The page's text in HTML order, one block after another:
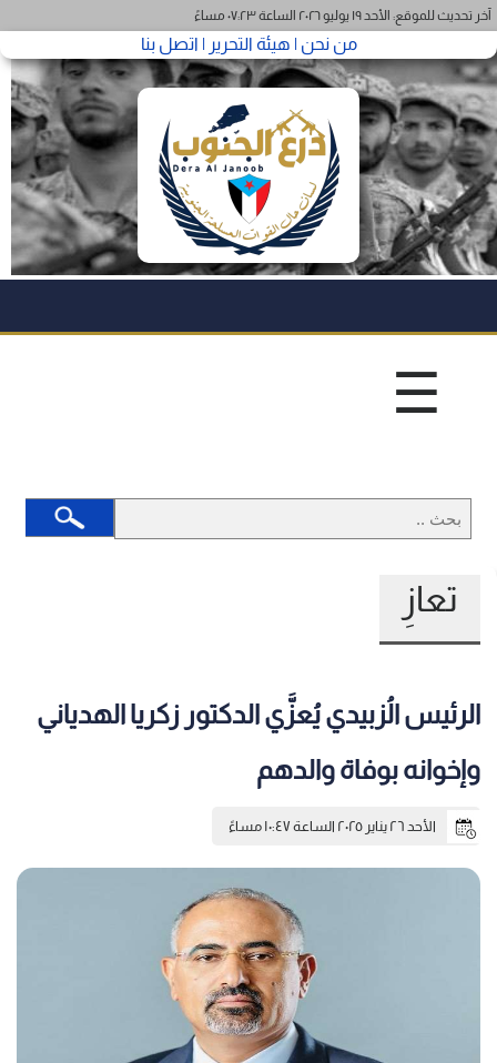
آخر تحديث للموقع: الأحد ١٩ يوليو ٢٠٢٦ الساعة ٠٧:٢٣ مساءً
من نحن | هيئة التحرير | اتصل بنا
☰
تعازِ
الرئيس الُزبيدي يُعزَّي الدكتور زكريا الهدياني
وإخوانه بوفاة والدهم
الأحد ٢٦ يناير ٢٠٢٥ الساعة ١٠:٤٧ مساءً